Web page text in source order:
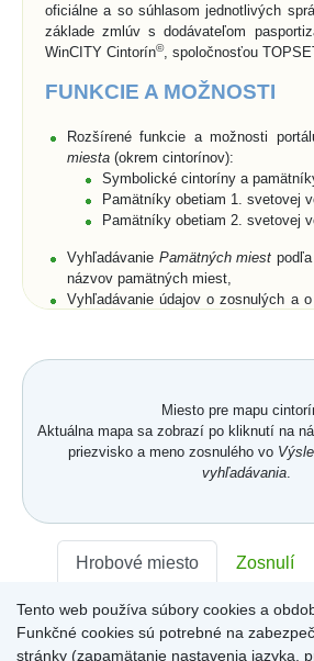
oficiálne a so súhlasom jednotlivých
základe zmlúv s dodávateľom
WinCITY Cintorín©, spoločnosťou
FUNKCIE A MOŽNOSTI
Rozšírené funkcie a možnosti
miesta (okrem cintorínov):
Symbolické cintoríny a
Pamätníky obetiam 1. svetovej
Pamätníky obetiam 2. svetovej
Vyhľadávanie Pamätných miest
názvov pamätných miest,
Vyhľadávanie údajov o zosnulých a
Rozšírené vyhľadávanie
buď na cintorínoch konkrétnej
všetkých cintorínoch obcí/miest
Zobrazenie zoznamov
symbolických cintorínoch a/
Prehľadné usporiadanie
Karte hrobového miesta
hrobového miestaje členená na
Kronika,
ZáložkaHrobové miesto obsahuje
miesta, dĺžka, šírka, plocha a
Miesto pre mapu
Aktuálna mapa sa zobrazí po kliknutí na
priezvisko a meno zosnulého vo
vyhľadávania.
Hrobové miesto Zosnulí
Sektor:- Rad:- Číslo:-
Tento web používa súbory cookies a
Funkčné cookies sú potrebné na
stránky (zapamätanie nastavenia jazyka,